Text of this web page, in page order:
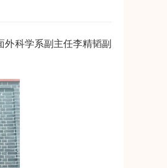
科学系副主任李精韬副